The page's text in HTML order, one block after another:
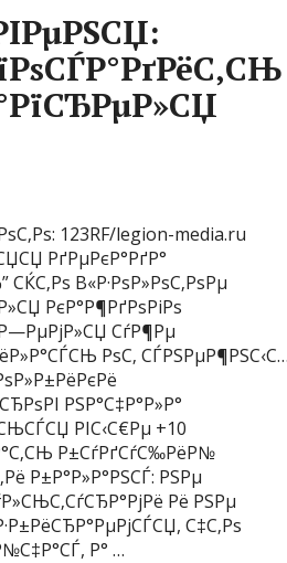
123RF/legion-media.ru
РґРµРєР°РґР°
В«Р·РѕР»РѕС‚РѕРµ
РєР°Р¶РґРѕРіРѕ
СѓР¶Рµ
РѕС‚
РЅР°С‡Р°Р»Р°
РІС‹С€Рµ +10
Р±СѓРґСѓС‰РёР№
Р±Р°Р»Р°РЅСЃ: РЅРµ
Рё РЅРµ
С‡С‚Рѕ
Р° …